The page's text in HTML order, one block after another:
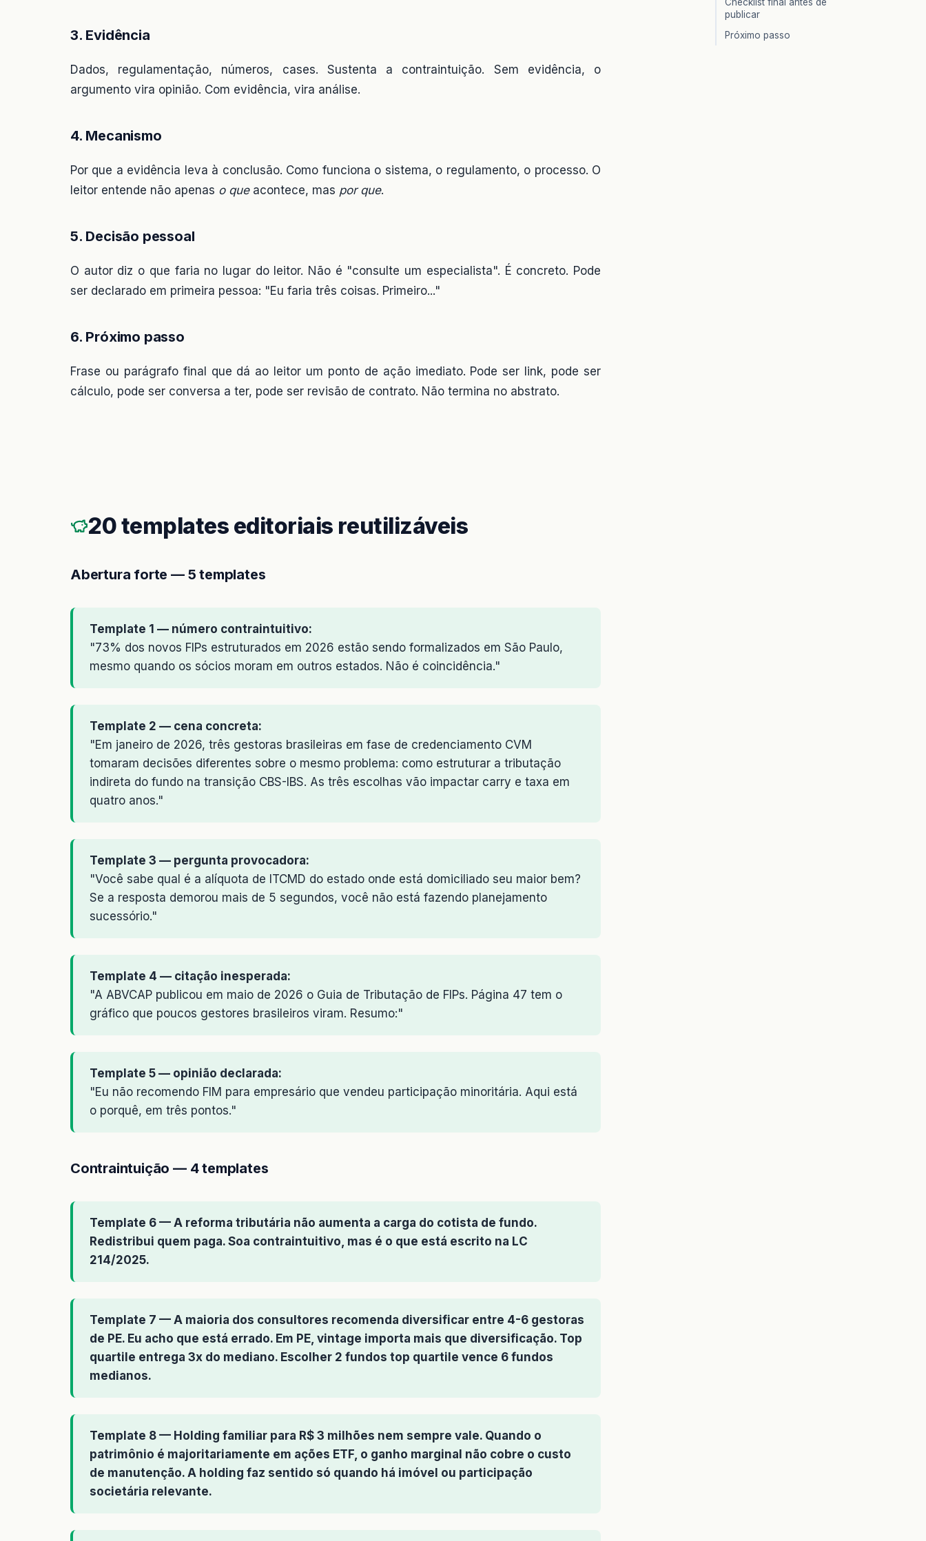
3. Evidência
Dados, regulamentação, números, cases. Sustenta a contraintuição. Sem evidência, o
argumento vira opinião. Com evidência, vira análise.
4. Mecanismo
Por que a evidência leva à conclusão. Como funciona o sistema, o regulamento, o processo. O
leitor entende não apenas o queacontece, mas por que.
5. Decisão pessoal
O autor diz o que faria no lugar do leitor. Não é "consulte um especialista". É concreto. Pode
ser declarado em primeira pessoa: "Eu faria três coisas. Primeiro..."
6. Próximo passo
Frase ou parágrafo final que dá ao leitor um ponto de ação imediato. Pode ser link, pode ser
cálculo, pode ser conversa a ter, pode ser revisão de contrato. Não termina no abstrato.
20 templates editoriais reutilizáveis
Abertura forte — 5 templates
Template 1 — número contraintuitivo:
"73% dos novos FIPs estruturados em 2026 estão sendo formalizados em São Paulo,
mesmo quando os sócios moram em outros estados. Não é coincidência."
Template 2 — cena concreta:
"Em janeiro de 2026, três gestoras brasileiras em fase de credenciamento CVM
tomaram decisões diferentes sobre o mesmo problema: como estruturar a tributação
indireta do fundo na transição CBS-IBS. As três escolhas vão impactar carry e taxa em
quatro anos."
Template 3 — pergunta provocadora:
"Você sabe qual é a alíquota de ITCMD do estado onde está domiciliado seu maior bem?
Se a resposta demorou mais de 5 segundos, você não está fazendo planejamento
sucessório."
Template 4 — citação inesperada:
"A ABVCAP publicou em maio de 2026 o Guia de Tributação de FIPs. Página 47 tem o
gráfico que poucos gestores brasileiros viram. Resumo:"
Template 5 — opinião declarada:
"Eu não recomendo FIM para empresário que vendeu participação minoritária. Aqui está
o porquê, em três pontos."
Contraintuição — 4 templates
Template 6 — A reforma tributária não aumenta a carga do cotista de fundo.
Redistribui quem paga. Soa contraintuitivo, mas é o que está escrito na LC
214/2025.
Template 7 — A maioria dos consultores recomenda diversificar entre 4-6 gestoras
de PE. Eu acho que está errado. Em PE, vintage importa mais que diversificação. Top
quartile entrega 3x do mediano. Escolher 2 fundos top quartile vence 6 fundos
medianos.
Template 8 — Holding familiar para R$ 3 milhões nem sempre vale. Quando o
patrimônio é majoritariamente em ações ETF, o ganho marginal não cobre o custo
de manutenção. A holding faz sentido só quando há imóvel ou participação
societária relevante.
publicar
Próximo passo